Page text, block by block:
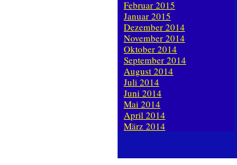
Februar 2015
Januar 2015
Dezember 2014
November 2014
Oktober 2014
September 2014
August 2014
Juli 2014
Juni 2014
Mai 2014
April 2014
März 2014